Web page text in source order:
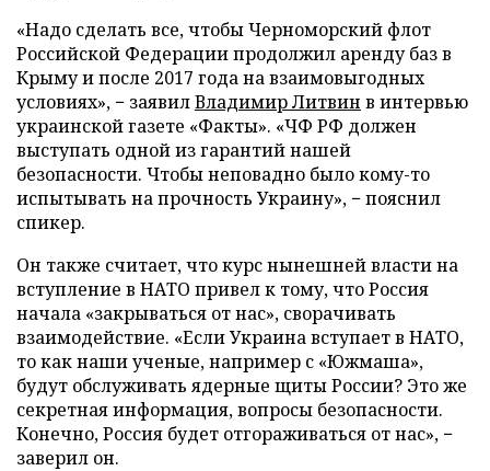
«Надо сделать все, чтобы Черноморский флот
Российской Федерации продолжил аренду баз в
Крыму и после 2017 года на взаимовыгодных
условиях», − заявилВладимир Литвин в интервью
украинской газете «Факты». «ЧФ РФ должен
выступать одной из гарантий нашей
безопасности. Чтобы неповадно было кому-то
испытывать на прочность Украину», − пояснил
спикер.
Он также считает, что курс нынешней власти на
вступление в НАТО привел к тому, что Россия
начала «закрываться от нас», сворачивать
взаимодействие. «Если Украина вступает в НАТО,
то как наши ученые, например с «Южмаша»,
будут обслуживать ядерные щиты России? Это же
секретная информация, вопросы безопасности.
Конечно, Россия будет отгораживаться от нас», −
заверил он.